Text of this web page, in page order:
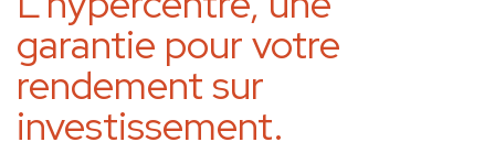
garantie pour votre
rendement sur
investissement.